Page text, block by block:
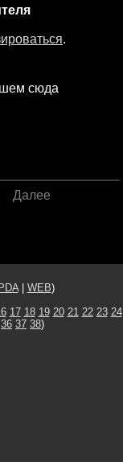
.
сюда
Далее
PDA| WEB)
17 18 19 20 21 22 23 24
36 37 38)